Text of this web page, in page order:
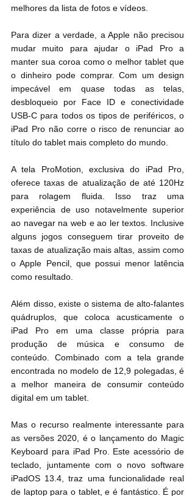
melhores da lista de fotos e vídeos.
Para dizer a verdade, a Apple não precisou
mudar muito para ajudar o iPad Pro a
manter sua coroa como o melhor tablet que
o dinheiro pode comprar. Com um design
impecável em quase todas as telas,
desbloqueio por Face ID e conectividade
USB-C para todos os tipos de periféricos, o
iPad Pro não corre o risco de renunciar ao
título do tablet mais completo do mundo.
A tela ProMotion, exclusiva do iPad Pro,
oferece taxas de atualização de até 120Hz
para rolagem fluida. Isso traz uma
experiência de uso notavelmente superior
ao navegar na web e ao ler textos. Inclusive
alguns jogos conseguem tirar proveito de
taxas de atualização mais altas, assim como
o Apple Pencil, que possui menor latência
como resultado.
Além disso, existe o sistema de alto-falantes
quádruplos, que coloca acusticamente o
iPad Pro em uma classe própria para
produção de música e consumo de
conteúdo. Combinado com a tela grande
encontrada no modelo de 12,9 polegadas, é
a melhor maneira de consumir conteúdo
digital em um tablet.
Mas o recurso realmente interessante para
as versões 2020, é o lançamento do Magic
Keyboard para iPad Pro. Este acessório de
teclado, juntamente com o novo software
iPadOS 13.4, traz uma funcionalidade real
de laptop para o tablet, e é fantástico. É por